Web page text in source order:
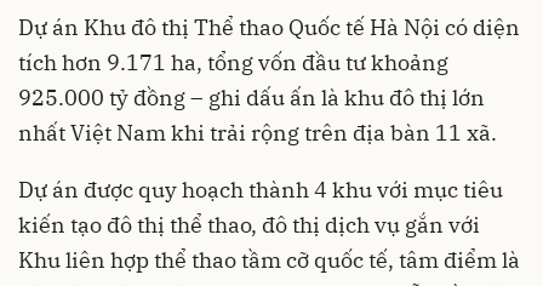
Dự án Khu đô thị Thể thao Quốc tế Hà Nội có diện
tích hơn 9.171 ha, tổng vốn đầu tư khoảng
925.000 tỷ đồng – ghi dấu ấn là khu đô thị lớn
nhất Việt Nam khi trải rộng trên địa bàn 11 xã.
Dự án được quy hoạch thành 4 khu với mục tiêu
kiến tạo đô thị thể thao, đô thị dịch vụ gắn với
Khu liên hợp thể thao tầm cỡ quốc tế, tâm điểm là